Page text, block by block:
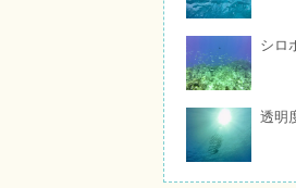
シロ
透明